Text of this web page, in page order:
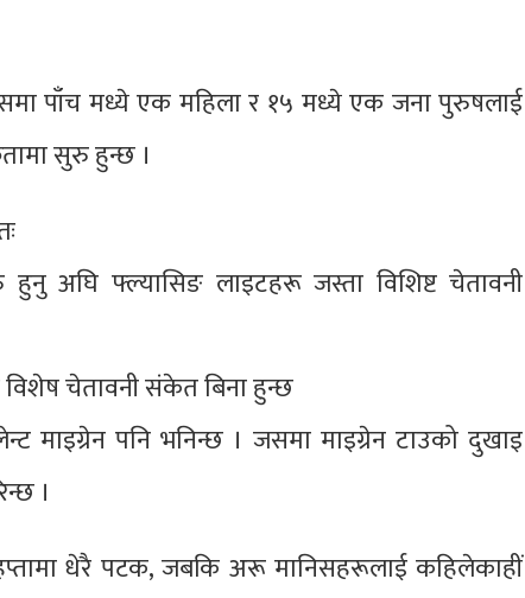
पाँच मध्ये एक महिला र १५ मध्ये एक जना पुरुषलाई
सुरु हुन्छ ।
अघि फ्ल्यासिङ लाइटहरू जस्ता विशिष्ट चेतावनी
विशेष चेतावनी संकेत बिना हुन्छ
माइग्रेन पनि भनिन्छ । जसमा माइग्रेन टाउको दुखाइ
।
हप्तामा धेरै पटक, जबकि अरू मानिसहरूलाई कहिलेकाहीं